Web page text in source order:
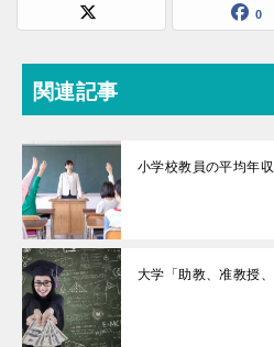
0
関連記事
小学校教員の平均年
大学「助教、准教授